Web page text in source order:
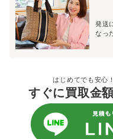
発送
なっ
はじめてでも安心
すぐに買取金